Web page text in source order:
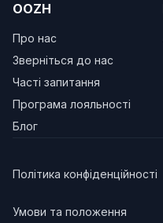
OOZH
Про нас
Зверніться до нас
Часті запитання
Програма лояльності
Блог
Політика конфіденційності
Умови та положення